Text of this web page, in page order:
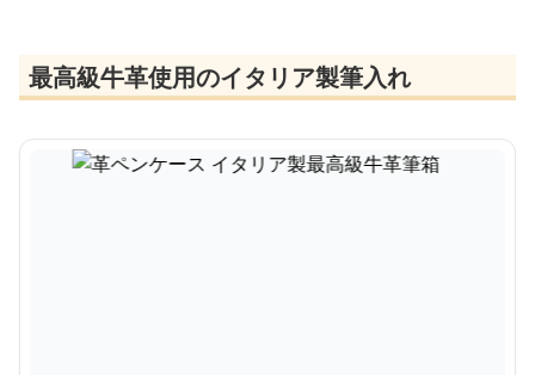
最高級牛革使用のイタリア製筆入れ